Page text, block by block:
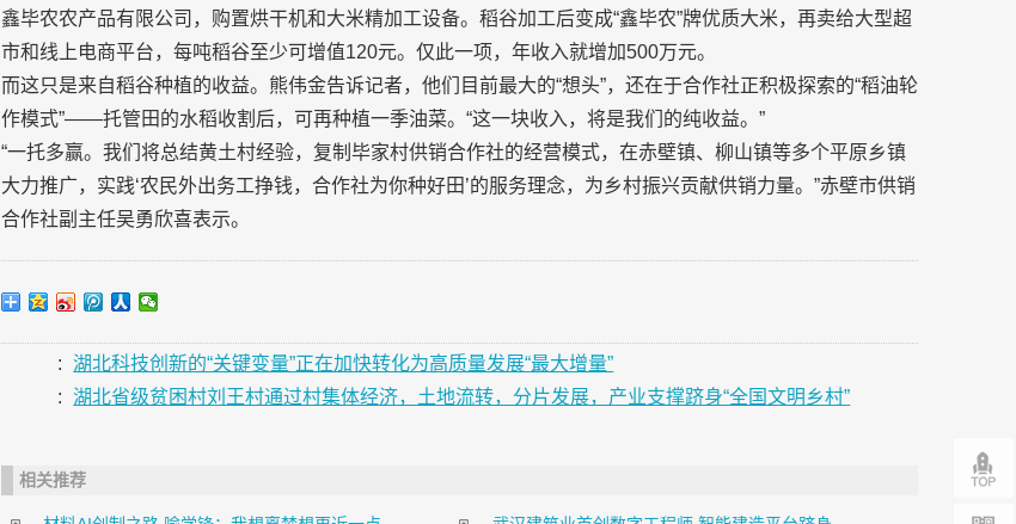
鑫毕农农产品有限公司，购置烘干机和大米精加工设备。稻谷加工后变成“鑫毕农”牌优质大米，再卖给大型超
市和线上电商平台，每吨稻谷至少可增值120元。仅此一项，年收入就增加500万元。
而这只是来自稻谷种植的收益。熊伟金告诉记者，他们目前最大的“想头”，还在于合作社正积极探索的“稻油轮
作模式”——托管田的水稻收割后，可再种植一季油菜。“这一块收入，将是我们的纯收益。”
“一托多赢。我们将总结黄土村经验，复制毕家村供销合作社的经营模式，在赤壁镇、柳山镇等多个平原乡镇
大力推广，实践‘农民外出务工挣钱，合作社为你种好田’的服务理念，为乡村振兴贡献供销力量。”赤壁市供销
合作社副主任吴勇欣喜表示。
:
湖北科技创新的“关键变量”正在加快转化为高质量发展“最大增量”
:
湖北省级贫困村刘王村通过村集体经济，土地流转，分片发展，产业支撑跻身“全国文明乡村”
相关推荐